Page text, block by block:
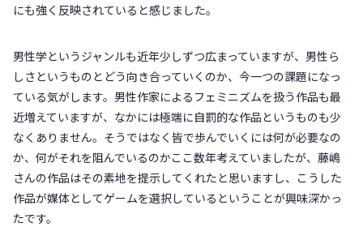
にも強く反映されていると感じました。
男性学というジャンルも近年少しずつ広まっていますが、男性ら
しさというものとどう向き合っていくのか、今一つの課題になっ
ている気がします。男性作家によるフェミニズムを扱う作品も最
近増えていますが、なかには極端に自罰的な作品というものも少
なくありません。そうではなく皆で歩んでいくには何が必要なの
か、何がそれを阻んでいるのかここ数年考えていましたが、藤嶋
さんの作品はその素地を提示してくれたと思いますし、こうした
作品が媒体としてゲームを選択しているということが興味深かっ
たです。